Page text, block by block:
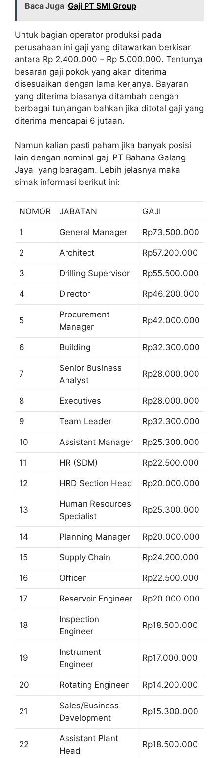
Baca Juga Gaji PT SMI Group
Untuk bagian operator produksi pada
perusahaan ini gaji yang ditawarkan berkisar
antara Rp 2.400.000 – Rp 5.000.000. Tentunya
besaran gaji pokok yang akan diterima
disesuaikan dengan lama kerjanya. Bayaran
yang diterima biasanya ditambah dengan
berbagai tunjangan bahkan jika ditotal gaji yang
diterima mencapai 6 jutaan.
Namun kalian pasti paham jika banyak posisi
lain dengan nominal gaji PT Bahana Galang
Jaya yang beragam. Lebih jelasnya maka
simak informasi berikut ini:
NOMOR JABATAN GAJI
1 General Manager Rp73.500.000
2 Architect Rp57.200.000
3 Drilling Supervisor Rp55.500.000
4 Director Rp46.200.000
5
Procurement
Manager
Rp42.000.000
6 Building Rp32.300.000
7
Senior Business
Analyst
Rp28.000.000
8 Executives Rp28.000.000
9 Team Leader Rp32.300.000
10 Assistant Manager Rp25.300.000
11 HR (SDM) Rp22.500.000
12 HRD Section Head Rp20.000.000
13
Human Resources
Specialist
Rp25.300.000
14 Planning Manager Rp20.000.000
15 Supply Chain Rp24.200.000
16 Officer Rp22.500.000
17 Reservoir Engineer Rp20.000.000
18
Inspection
Engineer
Rp18.500.000
19
Instrument
Engineer
Rp17.000.000
20 Rotating Engineer Rp14.200.000
21
Sales/Business
Development
Rp15.300.000
22
Assistant Plant
Head
Rp18.500.000